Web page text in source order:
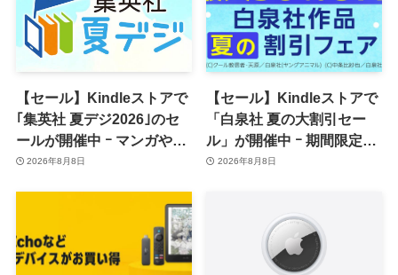
【セール】Kindleストアで
｢集英社 夏デジ2026｣のセ
ールが開催中 ｰ マンガや写
真集など1,000冊以上が
2026年8月8日
【セール】Kindleストアで
「白泉社 夏の大割引セー
ル」が開催中 ｰ 期間限定
70％オフや全巻50％オフな
2026年8月8日